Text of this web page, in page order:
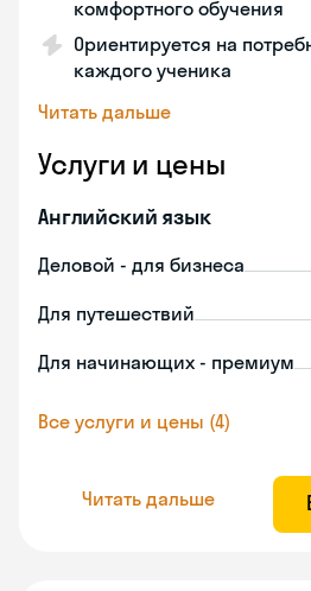
комфортного обучения
Ориентируется на
каждого ученика
Читать дальше
Услуги и цены
Английский язык
Деловой - для бизнеса
Для путешествий
Для начинающих - премиум
Все услуги и цены (4)
Читать дальше